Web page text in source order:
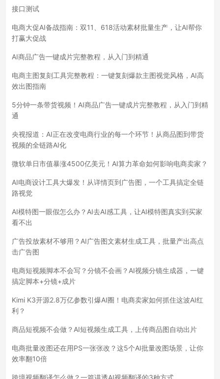
接口测试
电商大促AI备战指南：双11、618活动素材批量生产，让AI帮你
打赢大促战
AI商品广告一键成片完整教程，从入门到精通
电商主图复刻工具完整教程：一键复刻爆款主图视觉风格，AI高
效出图指南
5分钟一条带货视频！AI商品广告一键成片完整教程，从入门到精
通
央视报道：AI正在改变电商行业的每一个环节！从商品图到带货
视频的全链路AI化
微软单日市值暴涨4500亿美元！AI算力革命如何影响电商卖家？
AI电商设计工具大爆发！从详情页到广告图，一个工具搞定全链
路视觉
AI模特图一眼假怎么办？AI去AI感工具，让AI模特图真实到买家
看不出
广告投放素材不够用？AI广告图文素材生成工具，批量产出高点
击广告图
电商短视频脚本不会写？分镜不会画？AI视频分镜生成器，一键
搞定脚本+分镜+成片
Kimi K3开源2.8万亿参数引爆AI圈！电商卖家如何抓住这波AI红
利？
商品短视频不会做？AI短视频生成工具，上传商品图自动出片
电商批量改图还在用PS一张张改？这5个AI批量改图场景，让你
效率翻10倍
跨境视频翻译怎么做？一篇讲透AI视频翻译的3种方式